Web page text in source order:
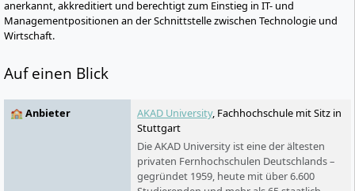
anerkannt, akkreditiert und berechtigt zum Einstieg in IT- und
Managementpositionen an der Schnittstelle zwischen Technologie und
Wirtschaft.
Auf einen Blick
🏫 Anbieter AKAD University, Fachhochschule mit Sitz in
Stuttgart
Die AKAD University ist eine der ältesten
privaten Fernhochschulen Deutschlands –
gegründet 1959, heute mit über 6.600